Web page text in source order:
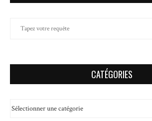
CATÉGORIES